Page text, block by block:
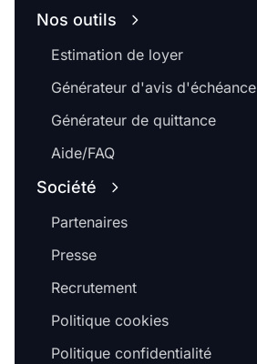
Nos outils
Estimation de loyer
Générateur d'avis d'échéance
Générateur de quittance
Aide/FAQ
Société
Partenaires
Presse
Recrutement
Politique cookies
Politique confidentialité